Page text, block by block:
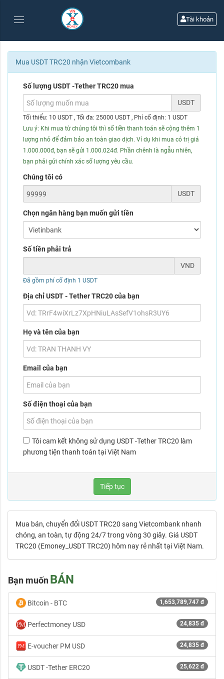
Tài khoản
Mua USDT TRC20 nhận Vietcombank
Số lượng USDT -Tether TRC20 mua
USDT
Tối thiểu: 10 USDT , Tối đa: 25000 USDT , Phí cố định: 1 USDT
Lưu ý: Khi mua từ chúng tôi thì số tiền thanh toán sẽ cộng thêm 1
lượng nhỏ để đảm bảo an toàn giao dịch. Ví dụ khi mua có trị giá
1.000.000đ, bạn sẽ gửi 1.000.024đ. Phần chênh là ngẫu nhiên,
bạn phải gửi chính xác số lượng yêu cầu.
Chúng tôi có
USDT
Chọn ngân hàng bạn muốn gửi tiền
Số tiền phải trả
VND
Đã gồm phí cố định 1 USDT
Địa chỉ USDT - Tether TRC20 của bạn
Họ và tên của bạn
Email của bạn
Số điện thoại của bạn
Tôi cam kết không sử dụng USDT -Tether TRC20 làm
phương tiện thanh toán tại Việt Nam
Tiếp tục
Mua bán, chuyển đổi USDT TRC20 sang Vietcombank nhanh
chóng, an toàn, tự động 24/7 trong vòng 30 giây. Giá USDT
TRC20 (Emoney_USDT TRC20) hôm nay rẻ nhất tại Việt Nam.
Bạn muốnBÁN
Bitcoin - BTC 1,653,789,747 đ
Perfectmoney USD 24,835 đ
E-voucher PM USD 24,835 đ
USDT -Tether ERC20 25,622 đ